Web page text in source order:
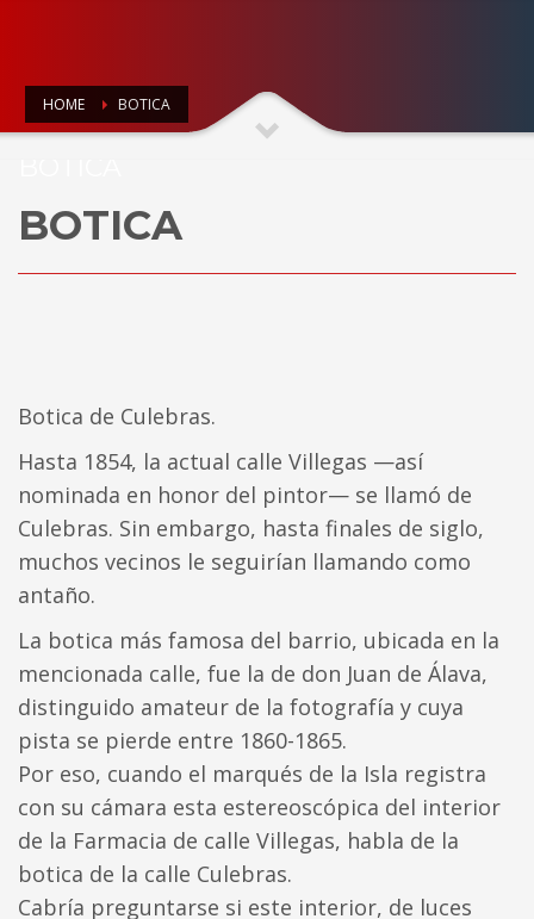
HOME BOTICA
BOTICA
Botica de Culebras.
Hasta 1854, la actual calle Villegas —así
nominada en honor del pintor— se llamó de
Culebras. Sin embargo, hasta finales de siglo,
muchos vecinos le seguirían llamando como
antaño.
La botica más famosa del barrio, ubicada en la
mencionada calle, fue la de don Juan de Álava,
distinguido amateur de la fotografía y cuya
pista se pierde entre 1860-1865.
Por eso, cuando el marqués de la Isla registra
con su cámara esta estereoscópica del interior
de la Farmacia de calle Villegas, habla de la
botica de la calle Culebras.
Cabría preguntarse si este interior, de luces